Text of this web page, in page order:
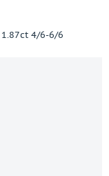
1.87ct 4/6-6/6